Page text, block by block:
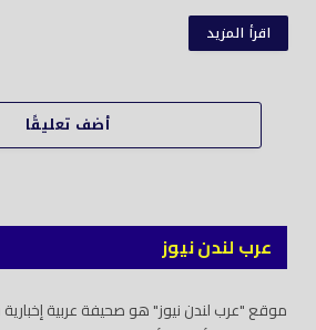
اقرأ المزيد
أضف تعليقًا
عرب لندن نيوز
موقع "عرب لندن نيوز" هو صحيفة عربية